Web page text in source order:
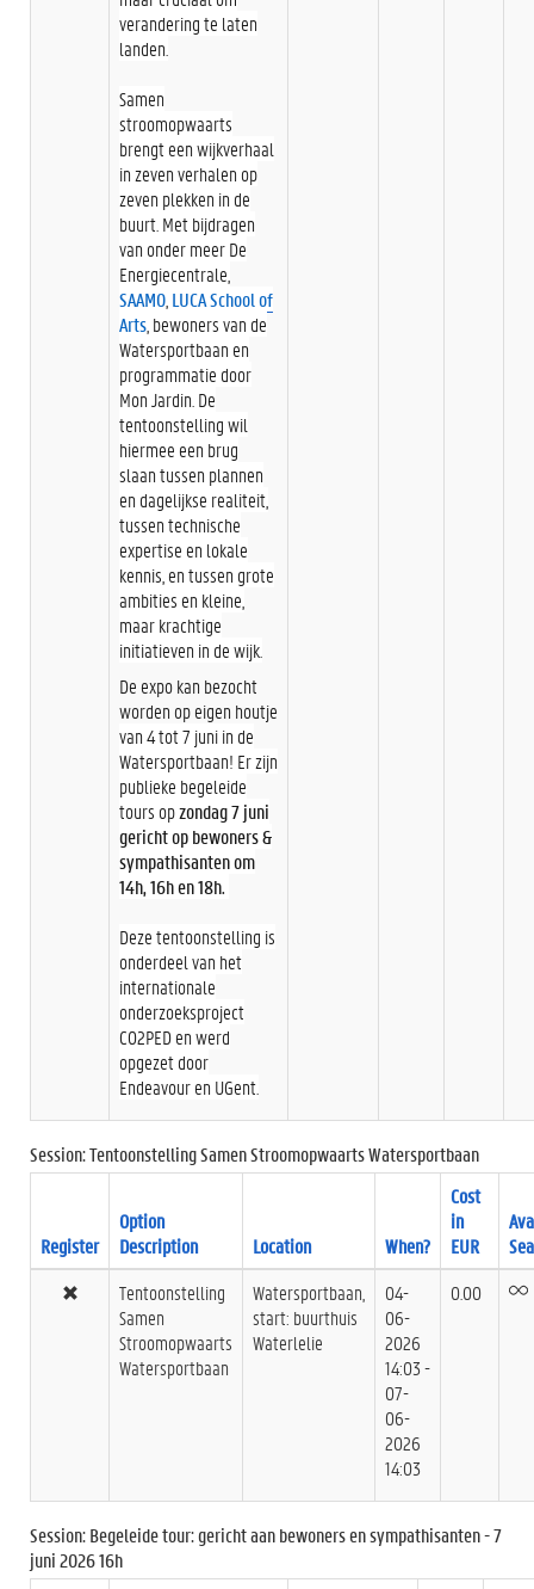
verandering te laten
landen.
Samen
stroomopwaarts
brengt een wijkverhaal
in zeven verhalen op
zeven plekken in de
buurt. Met bijdragen
van onder meer De
Energiecentrale,
SAAMO LUCA School of
Arts , bewoners van de
Watersportbaan en
programmatie door
Mon Jardin. De
tentoonstelling wil
hiermee een brug
slaan tussen plannen
en dagelijkse realiteit,
tussen technische
expertise en lokale
kennis, en tussen grote
ambities en kleine,
maar krachtige
initiatieven in de wijk.
De expo kan bezocht
worden op eigen houtje
van 4 tot 7 juni in de
Watersportbaan! Er zijn
publieke begeleide
tours opzondag 7 juni
gericht op bewoners &
sympathisanten om
14h, 16h en 18h.
Deze tentoonstelling is
onderdeel van het
internationale
onderzoeksproject
CO2PED en werd
opgezet door
Endeavour en UGent.
Session: Tentoonstelling Samen Stroomopwaarts Watersportbaan
Register
Option
Description
Location When?
Cost
in
EUR
Tentoonstelling
Samen
Stroomopwaarts
Watersportbaan
Watersportbaan,
start: buurthuis
Waterlelie
04-
06-
2026
14:03 -
07-
06-
2026
14:03
0.00
Session: Begeleide tour: gericht aan bewoners en sympathisanten - 7
juni 2026 16h